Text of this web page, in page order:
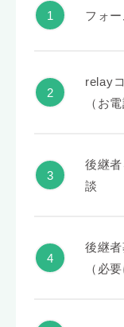
フォ
relay
（お電
後継
談
後継
（必